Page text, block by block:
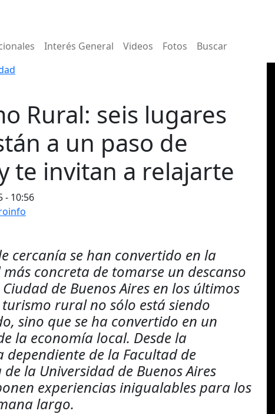
Interés General Videos Fotos Buscar
Rural: seis lugares
a un paso de
te invitan a relajarte
- 10:56
cercanía se han convertido en la
concreta de tomarse un descanso
de Buenos Aires en los últimos
turismo rural no sólo está siendo
sino que se ha convertido en un
la economía local. Desde la
dependiente de la Facultad de
la Universidad de Buenos Aires
experiencias inigualables para los
largo.